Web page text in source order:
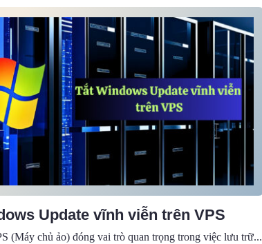
Update vĩnh viễn trên VPS
(Máy chủ ảo) đóng vai trò quan trọng trong việc lưu trữ...